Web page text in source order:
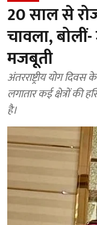
20 साल से
चावला,
मजबूती
अंतरराष्ट्रीय योग
लगातार कई क्षेत्रों की
है।